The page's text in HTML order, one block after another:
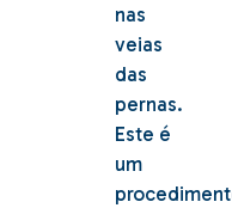
nas
veias
das
pernas.
Este é
um